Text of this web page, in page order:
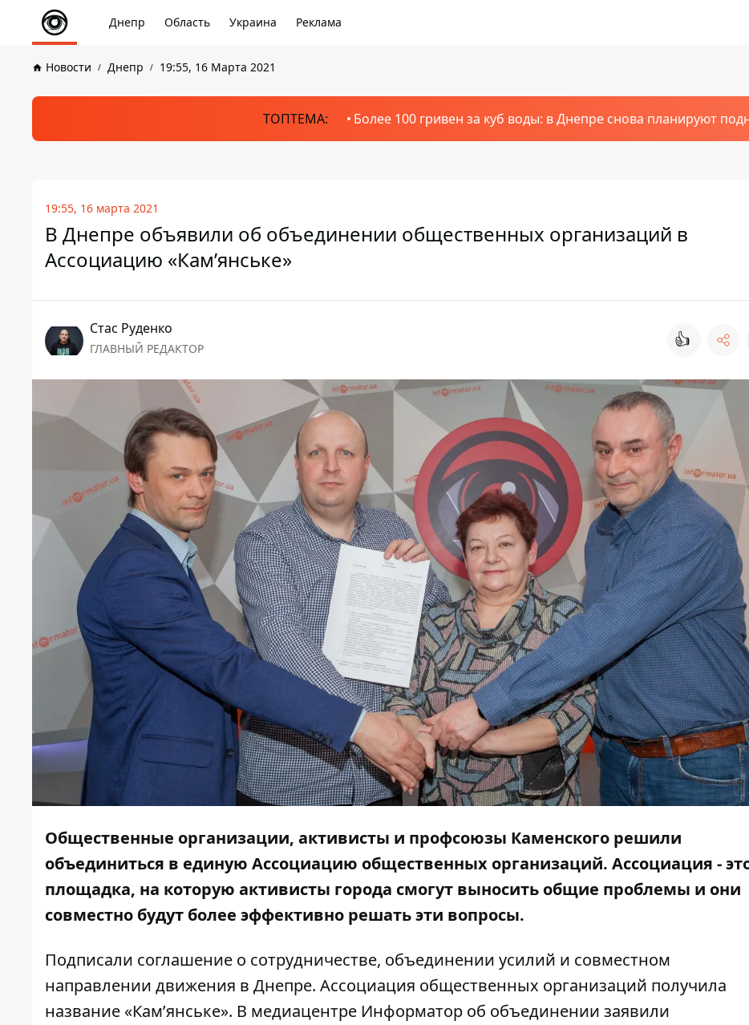
Днепр Область Украина Реклама
Новости Днепр 19:55, 16 Марта 2021
ТОПТЕМА: Более 100 гривен за куб воды: в Днепре снова планируют
19:55, 16 марта 2021
В Днепре объявили об объединении общественных организаций в
Ассоциацию «Кам’янське»
Стаc Руденко
ГЛАВНЫЙ РЕДАКТОР 👍
Общественные организации, активисты и профсоюзы Каменского решили
объединиться в единую Ассоциацию общественных организаций. Ассоциация -
площадка, на которую активисты города смогут выносить общие проблемы и они
совместно будут более эффективно решать эти вопросы.
Подписали соглашение о сотрудничестве, объединении усилий и совместном
направлении движения в Днепре. Ассоциация общественных организаций получила
название «Кам’янське». В медиацентре Информатор об объединении заявили